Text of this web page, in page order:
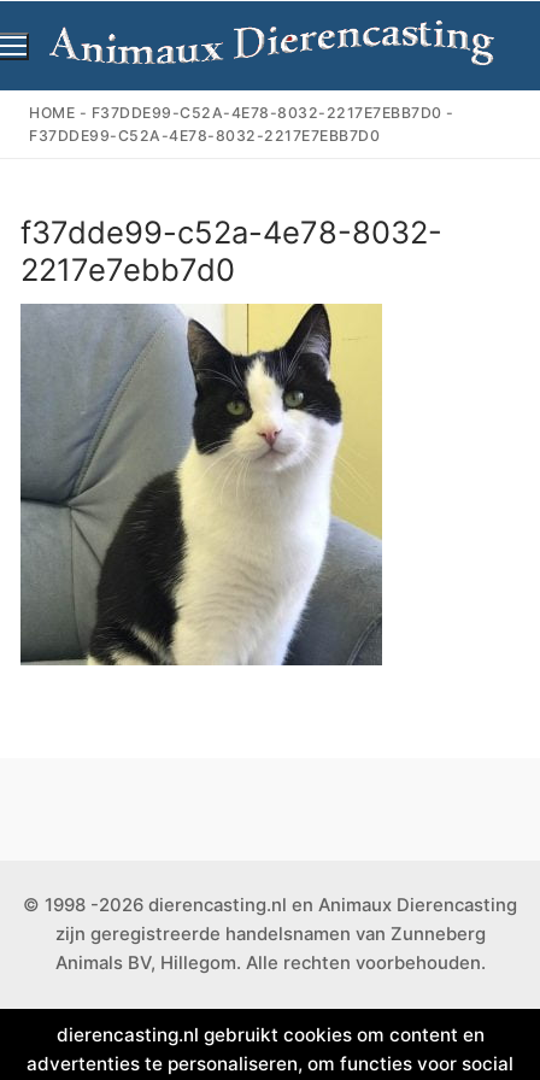
naar
inhoud
HOME - F37DDE99-C52A-4E78-8032-2217E7EBB7D0 -
F37DDE99-C52A-4E78-8032-2217E7EBB7D0
f37dde99-c52a-4e78-8032-
2217e7ebb7d0
© 1998 -2026 dierencasting.nl en Animaux Dierencasting
zijn geregistreerde handelsnamen van Zunneberg
Animals BV, Hillegom. Alle rechten voorbehouden.
dierencasting.nl gebruikt cookies om content en
advertenties te personaliseren, om functies voor social